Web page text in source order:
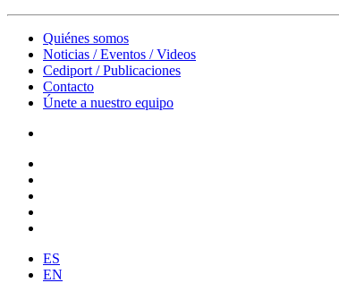
Quiénes somos
Noticias / Eventos / Videos
Cediport / Publicaciones
Contacto
Únete a nuestro equipo
ES
EN